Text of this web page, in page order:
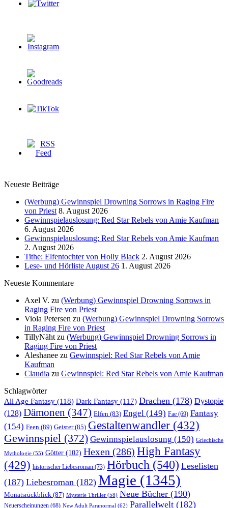
Neueste Beiträge
(Werbung) Gewinnspiel Drowning Sorrows in Raging Fire
von Priest 8. August 2026
Gewinnspielauslosung: Red Star Rebels von Amie Kaufman
6. August 2026
Gewinnspielauslosung: Red Star Rebels von Amie Kaufman
2. August 2026
Tithe: Elfentochter von Holly Black 2. August 2026
Lese- und Hörliste August 26 1. August 2026
Neueste Kommentare
Axel V. zu (Werbung) Gewinnspiel Drowning Sorrows in
Raging Fire von Priest
Viola Petersen zu (Werbung) Gewinnspiel Drowning Sorrows
in Raging Fire von Priest
TillyNäht zu (Werbung) Gewinnspiel Drowning Sorrows in
Raging Fire von Priest
Aleshanee zu Gewinnspiel: Red Star Rebels von Amie
Kaufman
Claudia zu Gewinnspiel: Red Star Rebels von Amie Kaufman
Schlagwörter
All Age Fantasy (118) Dark Fantasy (117) Drachen (178) Dystopie
(128) Dämonen (347) Elfen (83) Engel (149) Fae (69) Fantasy
(154) Feen (89) Geister(85) Gestaltenwandler (432)
Gewinnspiel (372) Gewinnspielauslosung (150) Griechische
Mythologie (55) Götter (102) Hexen (286) High Fantasy
(429) historischer Liebesroman (73) Hörbuch (540) Leselisten
(187) Liebesroman (182) Magie (1345)
Monatsrückblick (87) Mysterie Thriller (58) Neue Bücher (190)
Neuerscheinungen (68) New Adult Paranormal (62) Parallelwelt (182)